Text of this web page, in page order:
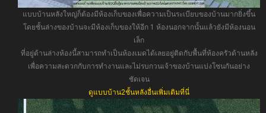
แบบบ้านหลังใหญ่ก็ต้องมีห้องเก็บของเพื่อความเป็นระเบียบของบ้านมากยิ่งขึ้น
โดยชั้นล่างของบ้านจะมีห้องเก็บของให้อีก 1 ห้องนอกจากนั้นแล้วยังมีห้องนอน
เล็ก
ที่อยู่ด้านล่างห้องนี้สามารถทำเป็นห้องเมดได้เลยอยู่ติดกับพื้นที่ห้องครัวด้านหลัง
เพื่อความสะดวกกับการทำงานและไม่รบกวนเจ้าของบ้านแบ่งโซนกันอย่าง
ชัดเจน
ดูแบบบ้าน2ชั้นหลังอื่นเพิ่มเติมที่นี่